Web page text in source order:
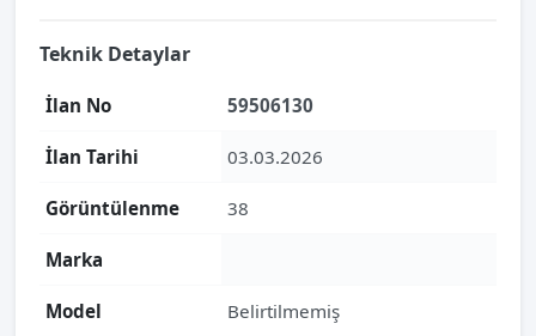
Teknik Detaylar
İlan No 59506130
İlan Tarihi 03.03.2026
Görüntülenme 38
Marka
Model Belirtilmemiş